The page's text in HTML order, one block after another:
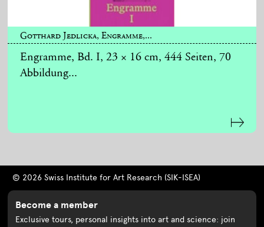
Gotthard Jedlicka, Engramme,...
Engramme, Bd. I, 23 × 16 cm, 444 Seiten, 70
Abbildung...
© 2026 Swiss Institute for Art Research (SIK-ISEA)
Become a member
Exclusive tours, personal insights into art and science: join